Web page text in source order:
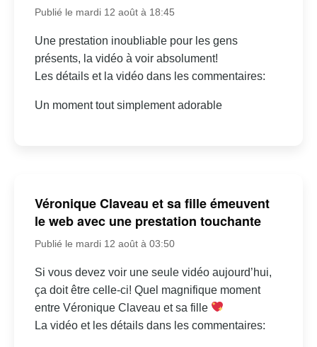
Publié le mardi 12 août à 18:45
Une prestation inoubliable pour les gens
présents, la vidéo à voir absolument!
Les détails et la vidéo dans les commentaires:
Un moment tout simplement adorable
Véronique Claveau et sa fille émeuvent
le web avec une prestation touchante
Publié le mardi 12 août à 03:50
Si vous devez voir une seule vidéo aujourd’hui,
ça doit être celle-ci! Quel magnifique moment
entre Véronique Claveau et sa fille
La vidéo et les détails dans les commentaires: